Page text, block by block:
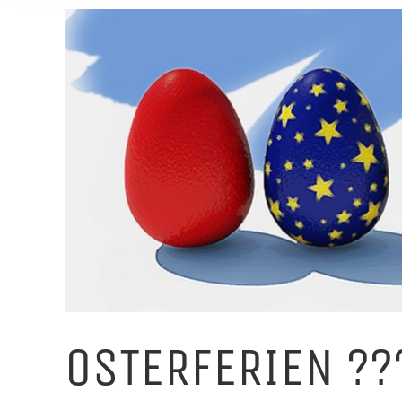
Zeige
grösseres
Bild
OSTERFERIEN